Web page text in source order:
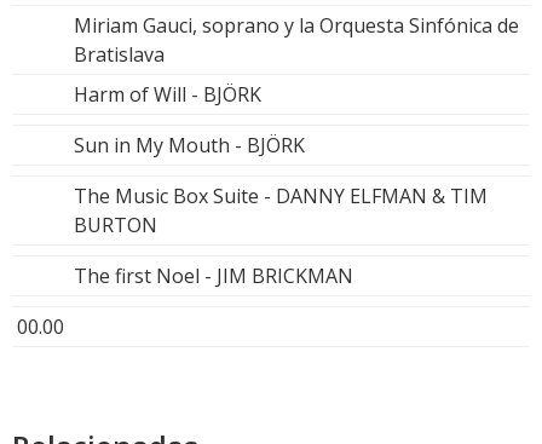
Miriam Gauci, soprano y la Orquesta Sinfónica de
Bratislava
Harm of Will - BJÖRK
Sun in My Mouth - BJÖRK
The Music Box Suite - DANNY ELFMAN & TIM
BURTON
The first Noel - JIM BRICKMAN
00.00